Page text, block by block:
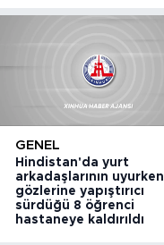
GENEL
Hindistan'da yurt
arkadaşlarının uyurken
gözlerine yapıştırıcı
sürdüğü 8 öğrenci
hastaneye kaldırıldı